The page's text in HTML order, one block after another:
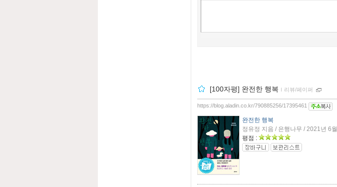
[100자평] 완전한 행복 ｌ 리뷰/페이퍼
https://blog.aladin.co.kr/790885256/17395461
완전한 행복
정유정 지음 / 은행나무 / 2021년 6월
평점 :